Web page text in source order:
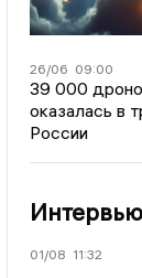
26/06 09:00
39 000
оказалась в
России
Интервью
01/08 11:32